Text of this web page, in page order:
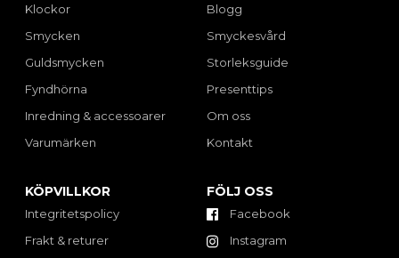
Klockor
Smycken
Guldsmycken
Fyndhörna
Inredning & accessoarer
Varumärken
Blogg
Smyckesvård
Storleksguide
Presenttips
Om oss
Kontakt
KÖPVILLKOR
Integritetspolicy
Frakt & returer
FÖLJ OSS
Facebook
Instagram